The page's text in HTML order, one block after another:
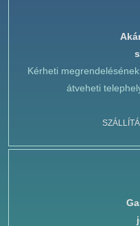
Kérheti
átveheti